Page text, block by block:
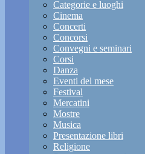
Categorie e luoghi
Cinema
Concerti
Concorsi
Convegni e seminari
Corsi
Danza
Eventi del mese
Festival
Mercatini
Mostre
Musica
Presentazione libri
Religione